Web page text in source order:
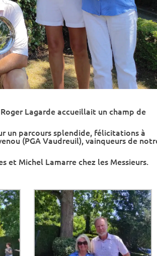
Lagarde accueillait un champ de
un parcours splendide, félicitations à
(PGA Vaudreuil), vainqueurs de
et Michel Lamarre chez les Messieurs.